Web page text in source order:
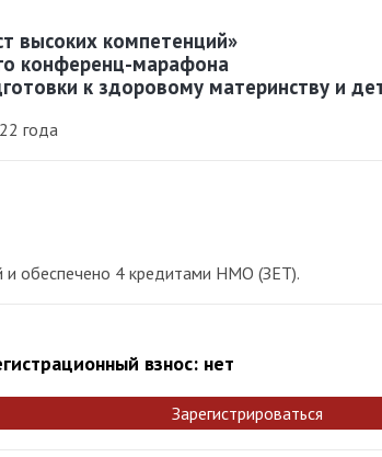
высоких компетенций»
конференц-марафона
к здоровому материнству и
года
и обеспечено 4 кредитами НМО (ЗЕТ).
взнос: нет
Зарегистрироваться